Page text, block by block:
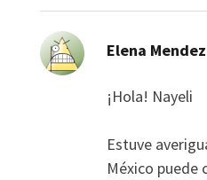
Elena Mendez
¡Hola! Nayeli
Estuve
México puede